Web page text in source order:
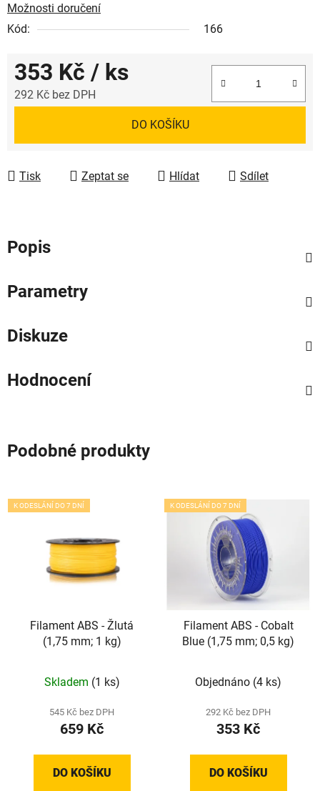
Možnosti doručení
Kód:
166
353 Kč / ks
292 Kč bez DPH
DO KOŠÍKU
Tisk Zeptat se Hlídat Sdílet
Popis
Parametry
Diskuze
Hodnocení
Podobné produkty
K ODESLÁNÍ DO 7 DNÍ
Filament ABS - Žlutá
(1,75 mm; 1 kg)
Skladem (1 ks)
545 Kč bez DPH
659 Kč
DO KOŠÍKU
K ODESLÁNÍ DO 7 DNÍ
Filament ABS - Cobalt
Blue (1,75 mm; 0,5 kg)
Objednáno (4 ks)
292 Kč bez DPH
353 Kč
DO KOŠÍKU